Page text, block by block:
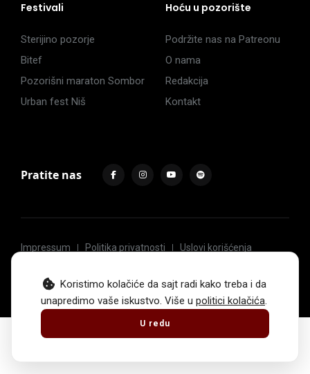
Koristimo kolačiće da sajt radi kako treba i da
unapredimo vaše iskustvo. Više u politici kolačića.
U redu
Festivali
Sterijino pozorje
Bitef
Pozorišni maraton Sombor
Urban fest Niš
Hoću u pozorište
Podržite nas na Patreonu
O nama
Redakcija
Kontakt
Pratite nas
Impressum Politika privatnosti
Uslovi korišćenja